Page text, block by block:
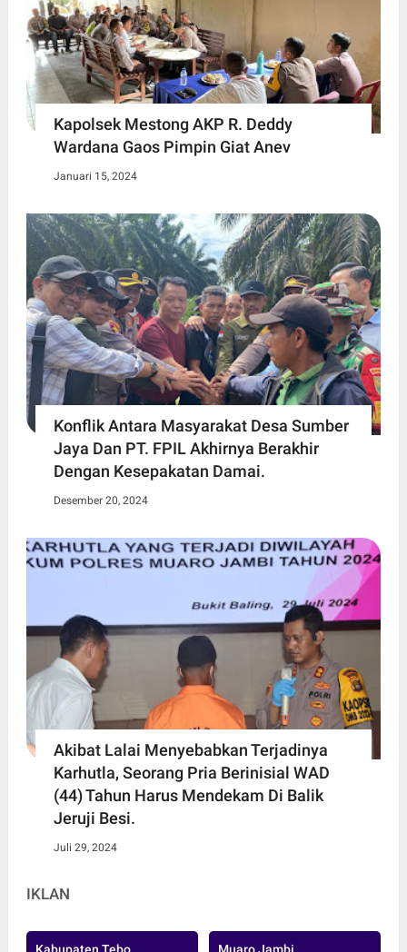
Kapolsek Mestong AKP R. Deddy
Wardana Gaos Pimpin Giat Anev
Januari 15, 2024
Konflik Antara Masyarakat Desa Sumber
Jaya Dan PT. FPIL Akhirnya Berakhir
Dengan Kesepakatan Damai.
Desember 20, 2024
Akibat Lalai Menyebabkan Terjadinya
Karhutla, Seorang Pria Berinisial WAD
(44) Tahun Harus Mendekam Di Balik
Jeruji Besi.
Juli 29, 2024
IKLAN
Kabupaten Tebo Muaro Jambi